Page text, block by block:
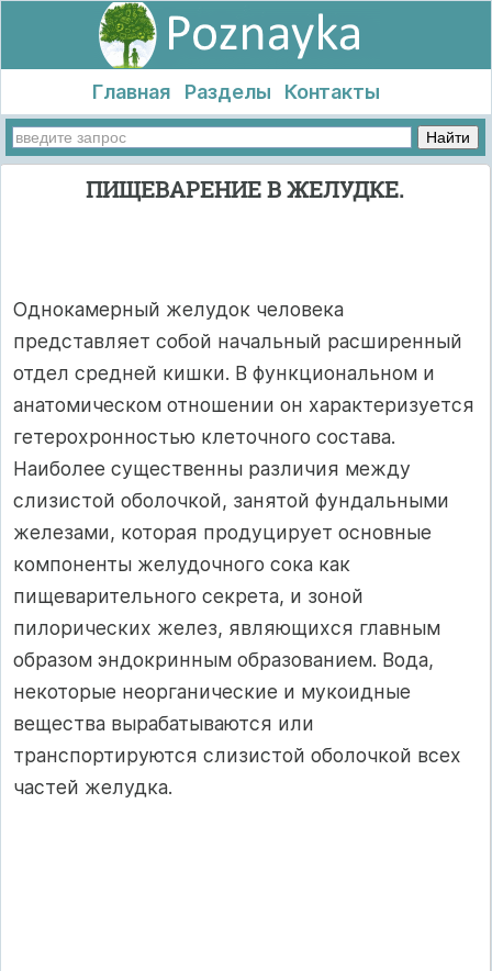
Главная Разделы Контакты
ПИЩЕВАРЕНИЕ В ЖЕЛУДКЕ.
Однокамерный желудок человека
представляет собой начальный расширенный
отдел средней кишки. В функциональном и
анатомическом отношении он характеризуется
гетерохронностью клеточного состава.
Наиболее существенны различия между
слизистой оболочкой, занятой фундальными
железами, которая продуцирует основные
компоненты желудочного сока как
пищеварительного секрета, и зоной
пилорических желез, являющихся главным
образом эндокринным образованием. Вода,
некоторые неорганические и мукоидные
вещества вырабатываются или
транспортируются слизистой оболочкой всех
частей желудка.